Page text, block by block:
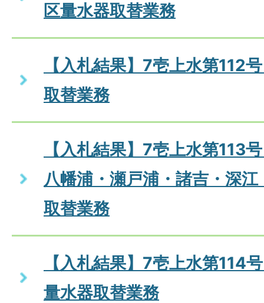
区量水器取替業務
【入札結果】7壱上水第112
取替業務
【入札結果】7壱上水第113
八幡浦・瀬戸浦・諸吉・深
取替業務
【入札結果】7壱上水第
量水器取替業務